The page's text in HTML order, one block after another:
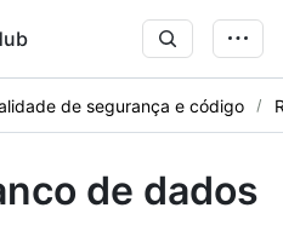
de segurança e código
de dados